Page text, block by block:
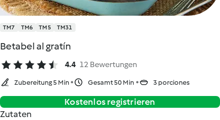
TM7 TM6 TM5 TM31
Betabel al gratín
4.4 12 Bewertungen
Zubereitung 5 Min Gesamt 50 Min 3 porciones
Kostenlos registrieren
Zutaten